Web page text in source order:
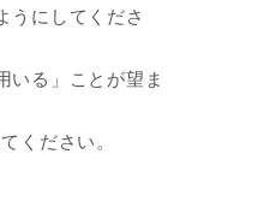
うにしてくださ
いる」ことが望ま
ください。